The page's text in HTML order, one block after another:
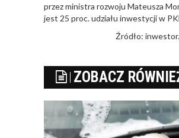
przez ministra rozwoju Mateusza
jest 25 proc. udziału inwestycji w
Źródło:
ZOBACZ